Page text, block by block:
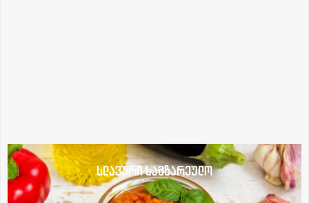
სლავური სამზარეულო